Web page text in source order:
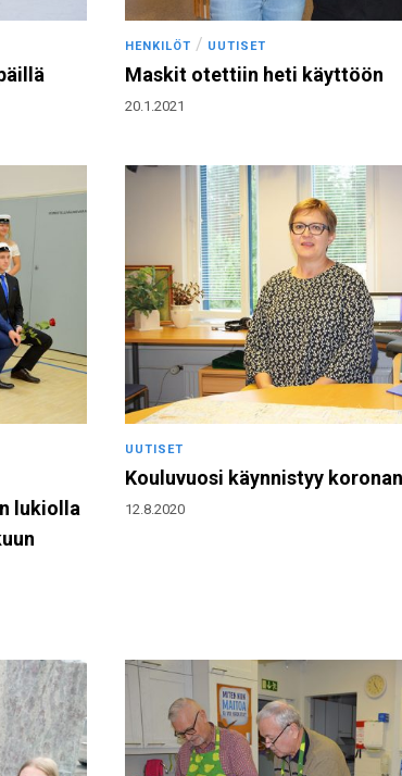
HENKILÖT / UUTISET
Maskit otettiin heti käyttöön
20.1.2021
lukiolla
UUTISET
Kouluvuosi käynnistyy
12.8.2020